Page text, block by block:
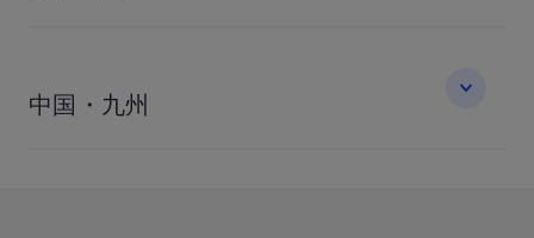
中国・九州